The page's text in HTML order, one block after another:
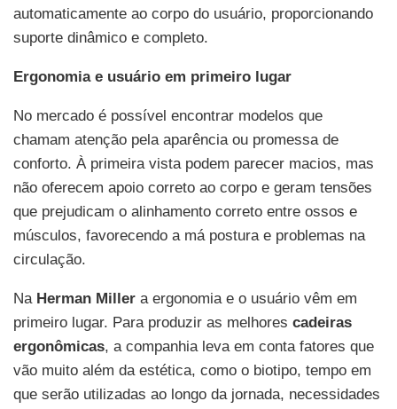
automaticamente ao corpo do usuário, proporcionando
suporte dinâmico e completo.
Ergonomia e usuário em primeiro lugar
No mercado é possível encontrar modelos que
chamam atenção pela aparência ou promessa de
conforto. À primeira vista podem parecer macios, mas
não oferecem apoio correto ao corpo e geram tensões
que prejudicam o alinhamento correto entre ossos e
músculos, favorecendo a má postura e problemas na
circulação.
Na Herman Miller a ergonomia e o usuário vêm em
primeiro lugar. Para produzir as melhorescadeiras
ergonômicas, a companhia leva em conta fatores que
vão muito além da estética, como o biotipo, tempo em
que serão utilizadas ao longo da jornada, necessidades